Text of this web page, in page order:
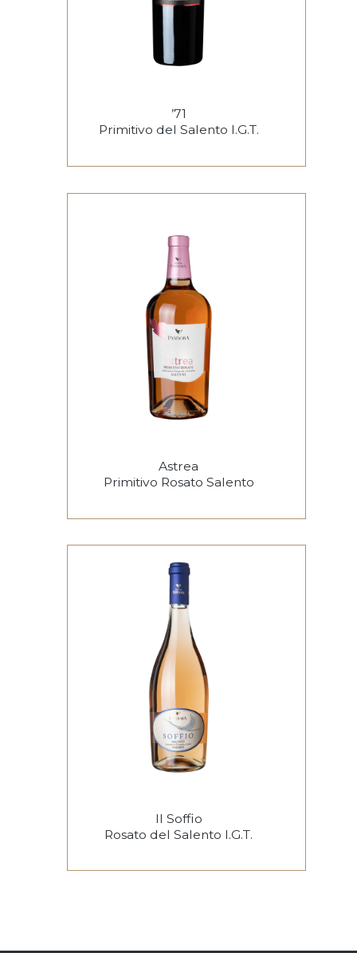
’71
Primitivo del Salento I.G.T.
ADD TO CART
Aggiungi alla lista dei desideri
Astrea
Primitivo Rosato Salento
ADD TO CART
Aggiungi alla lista dei desideri
Il Soffio
Rosato del Salento I.G.T.